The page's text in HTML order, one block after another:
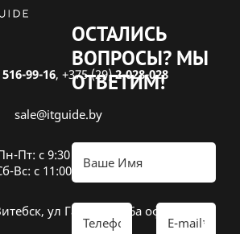
516-99-16, +375 (29)2-028-028
sale@itguide.by
Пт: с 9:30 до 18:30
Вс: с 11:00 до 16:00
ул Гагарина 26а оф 20
ОСТАЛИСЬ
ВОПРОСЫ? МЫ
ОТВЕТИМ!